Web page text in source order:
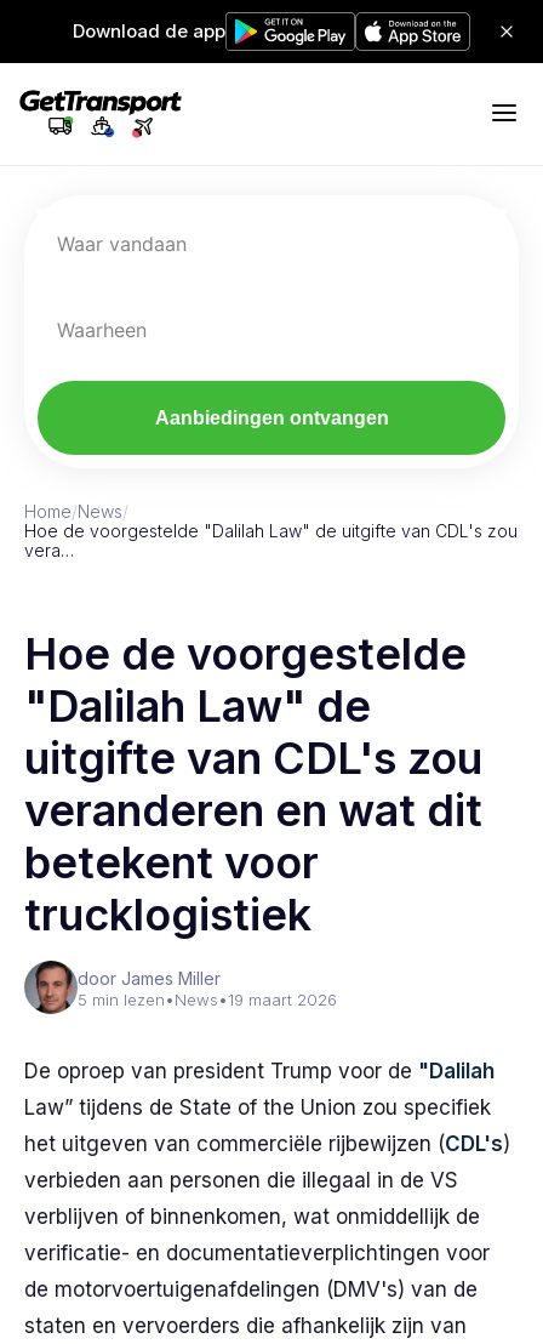
Download de app
Waar vandaan
Waarheen
Aanbiedingen ontvangen
Home/News/
Hoe de voorgestelde "Dalilah Law" de uitgifte van CDL's zou
vera…
Hoe de voorgestelde
"Dalilah Law" de
uitgifte van CDL's zou
veranderen en wat dit
betekent voor
trucklogistiek
door James Miller
5 min lezen•News•19 maart 2026
De oproep van president Trump voor de "Dalilah
Law” tijdens de State of the Union zou specifiek
het uitgeven van commerciële rijbewijzen (CDL's)
verbieden aan personen die illegaal in de VS
verblijven of binnenkomen, wat onmiddellijk de
verificatie- en documentatieverplichtingen voor
de motorvoertuigenafdelingen (DMV's) van de
staten en vervoerders die afhankelijk zijn van